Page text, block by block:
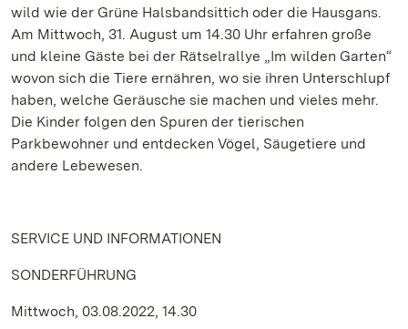
wild wie der Grüne Halsbandsittich oder die Hausgans.
Am Mittwoch, 31. August um 14.30 Uhr erfahren große
und kleine Gäste bei der Rätselrallye „Im wilden Garten“
wovon sich die Tiere ernähren, wo sie ihren Unterschlupf
haben, welche Geräusche sie machen und vieles mehr.
Die Kinder folgen den Spuren der tierischen
Parkbewohner und entdecken Vögel, Säugetiere und
andere Lebewesen.
SERVICE UND INFORMATIONEN
SONDERFÜHRUNG
Mittwoch, 03.08.2022, 14.30